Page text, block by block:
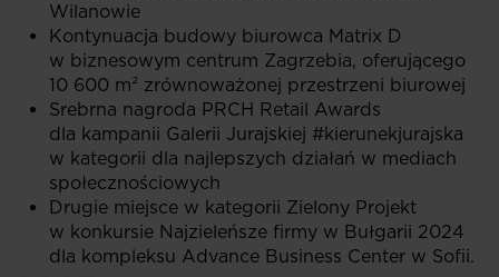
Wilanowie
Kontynuacja budowy biurowca Matrix D
w biznesowym centrum Zagrzebia, oferującego
10 600 m² zrównoważonej przestrzeni biurowej
Srebrna nagroda PRCH Retail Awards
dla kampanii Galerii Jurajskiej #kierunekjurajska
w kategorii dla najlepszych działań w mediach
społecznościowych
Drugie miejsce w kategorii Zielony Projekt
w konkursie Najzieleńsze firmy w Bułgarii 2024
dla kompleksu Advance Business Center w Sofii.